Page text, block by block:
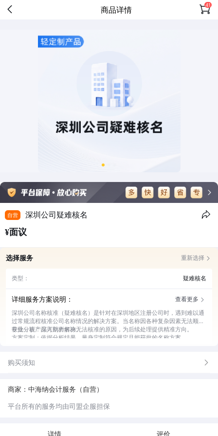
商品详情 41
自营 深圳公司疑难核名
¥面议
选择服务 重新选择
类型： 疑难核名
详细服务方案说明：
查看更多
深圳公司名称核准（疑难核名）是针对在深圳地区注册公司时，遇到难以通
过常规流程核准公司名称情况的解决方案。当名称因各种复杂因素无法顺利
获批，该产品可助力解决。
专业分析：深入剖析名称无法核准的原因，为后续处理提供精准方向。
方案定制：依据分析结果，量身定制符合规定且能获批的名称方案。
购买须知
商家：中海纳会计服务（自营）
平台所有的服务均由司盟企服担保
详情 评价